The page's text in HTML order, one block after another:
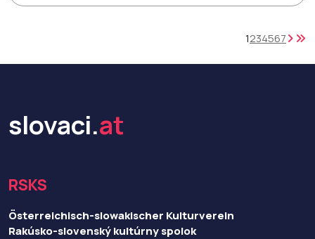
1234567
slovaci.at
RSKS
Österreichisch-slowakischer Kulturverein
Rakúsko-slovenský kultúrny spolok